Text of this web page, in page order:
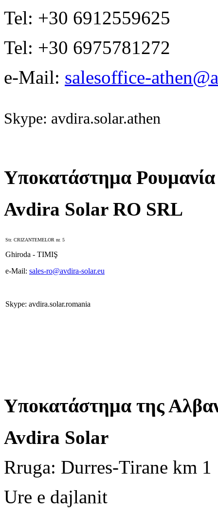
Tel: +30 6912559625
Tel: +30 6975781272
e-Mail: salesoffice-
Skype: avdira.solar.athen
Υποκατάστημα Ρουμανία
Avdira Solar RO SRL
Str. CRIZANTEMELOR nr. 5
Ghiroda - TIMIŞ
e-Mail: sales-ro@avdira-solar.eu
Skype: avdira.solar.romania
Υποκατάστημα της
Avdira Solar
Rruga: Durres-Tirane km 1
Ure e dajlanit